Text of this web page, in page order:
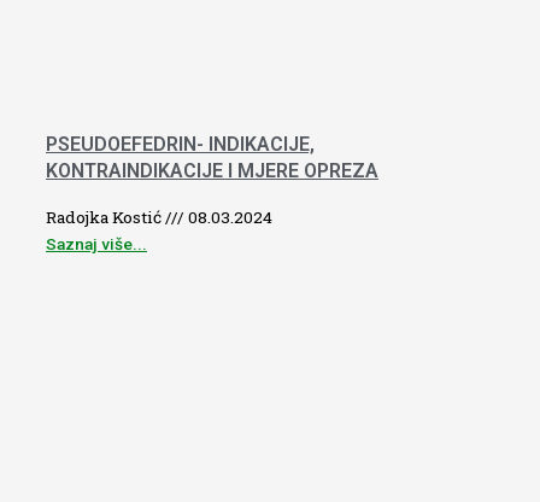
PSEUDOEFEDRIN- INDIKACIJE,
KONTRAINDIKACIJE I MJERE OPREZA
Radojka Kostić 08.03.2024
Saznaj više...